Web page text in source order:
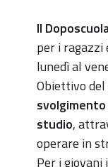
https://
day-
torrazza-
2024
Open
Day
Centro
Il
per i ragazzi
lunedì al
Obiettivo
studio,
operare in
Per i